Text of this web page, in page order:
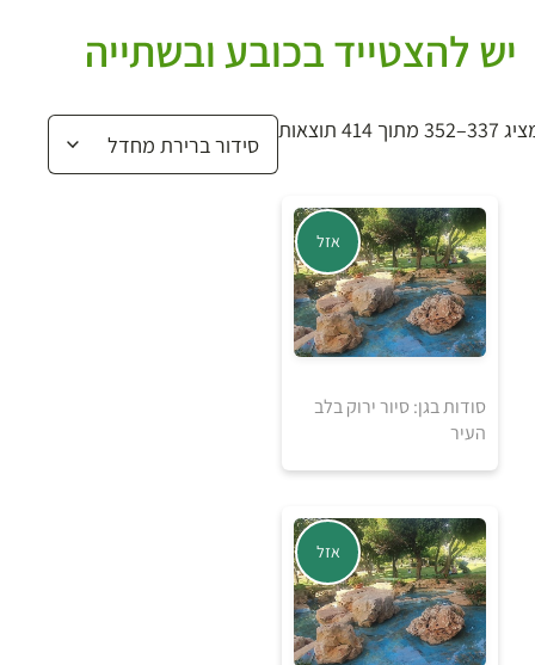
יש להצטייד בכובע ובשתייה
מתוך 414 תוצאות
אזל מהמלאי
אזל
סודות בגן: סיור ירוק בלב
העיר
אזל